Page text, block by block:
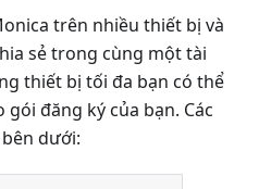
trên nhiều thiết bị và
sẻ trong cùng một tài
thiết bị tối đa bạn có thể
đăng ký của bạn. Các
dưới: